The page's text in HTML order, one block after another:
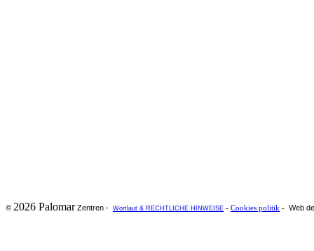
© 2026 PalomarZentren - Wortlaut & RECHTLICHE HINWEISE - Cookies politik - Web